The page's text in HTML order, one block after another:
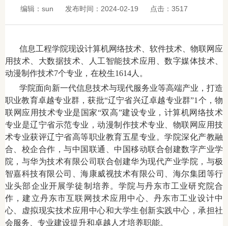
编辑：sun 发布时间：2024-02-19 点击： 3517
信息工程学院现设计算机网络技术、软件技术、物联网应
用技术、大数据技术、人工智能技术应用、数字媒体技术、
动漫制作技术7个专业，在校生1614人。
学院面向新一代信息技术与现代服务业等高端产业，打造
职业教育卓越专业群，获批“辽宁省兴辽卓越专业群”1个，物
联网应用技术专业是国家“双高”建设专业，计算机网络技术
专业是辽宁省示范专业，动漫制作技术专业、物联网应用技
术专业获评辽宁省高等职业教育五星专业。学院深化产教融
合、校企合作，与中国联通、中国移动联合创建数字产业学
院，与华为技术有限公司联合创建华为现代产业学院，与极
智嘉科技有限公司、海康威视技术有限公司、海尔集团等行
业头部企业开展学徒制培养。学院与丹东市工业研究院合
作，建立丹东市互联网技术应用中心、丹东市工业设计中
心、虚拟现实技术应用中心和大学生创新实践中心，承担社
会服务、专业建设提升和卓越人才培养职能。